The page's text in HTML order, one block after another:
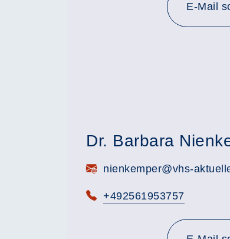
E-Mail
Dr. Barbara
E-Mail:nienkemper@vhs-
Telefon:
+492561953757